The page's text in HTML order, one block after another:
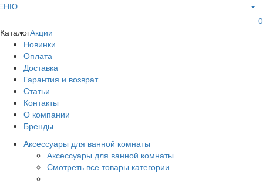
0
КаталогАкции
Новинки
Оплата
Доставка
Гарантия и возврат
Статьи
Контакты
О компании
Бренды
Аксессуары для ванной комнаты
Аксессуары для ванной комнаты
Смотреть все товары категории